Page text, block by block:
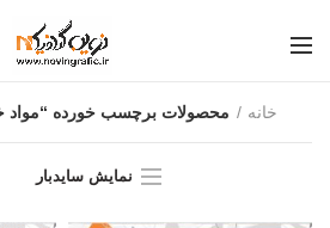
خانه محصولات برچسب خورده “مواد
نمایش سایدبار